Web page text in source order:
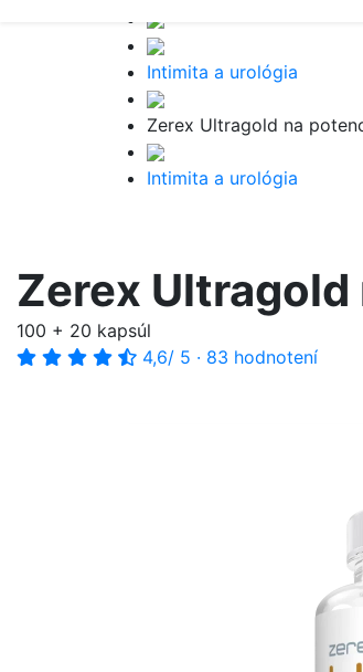
Intimita a urológia
Zerex Ultragold na
Intimita a urológia
Zerex
100 + 20 kapsúl
4,6/ 5 · 83 hodnotení